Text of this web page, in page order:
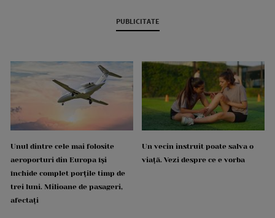
PUBLICITATE
Unul dintre cele mai folosite
aeroporturi din Europa își
închide complet porțile timp de
trei luni. Milioane de pasageri,
afectați
Un vecin instruit poate salva o
viață. Vezi despre ce e vorba